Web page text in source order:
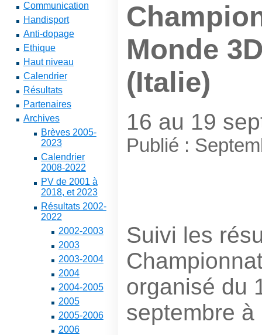
Communication
Handisport
Anti-dopage
Ethique
Haut niveau
Calendrier
Résultats
Partenaires
Archives
Brèves 2005-
2023
Calendrier
2008-2022
PV de 2001 à
2018, et 2023
Résultats 2002-
2022
2002-2003
2003
2003-2004
2004
2004-2005
2005
2005-2006
2006
Monde
(Italie)
16 au 19
Publié :
Suivi les
organisé du
septembre